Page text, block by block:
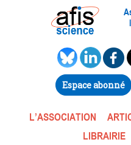
Espace abonné
L’ASSOCIATION
LIBRAIRIE